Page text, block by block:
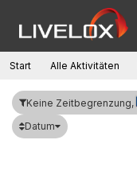
Start Alle Aktivitäten
Keine Zeitbegrenzung,
Datum